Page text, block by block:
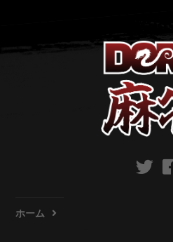
ホーム